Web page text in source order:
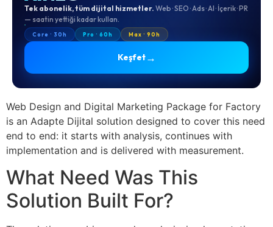
Tek abonelik, tüm dijital hizmetler. Web · SEO · Ads · AI · İçerik · PR
— saatin yettiği kadar kullan.
Core · 30h Pro · 60h Max · 90h
Keşfet→
Web Design and Digital Marketing Package for Factory
is an Adapte Dijital solution designed to cover this need
end to end: it starts with analysis, continues with
implementation and is delivered with measurement.
What Need Was This
Solution Built For?